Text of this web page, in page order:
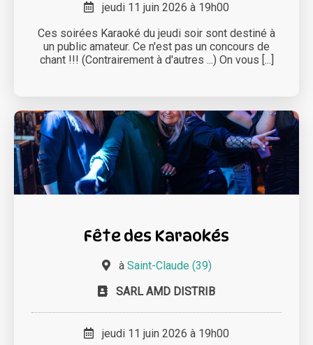
jeudi 11 juin 2026 à 19h00
Ces soirées Karaoké du jeudi soir sont destiné à
un public amateur. Ce n'est pas un concours de
chant !!! (Contrairement à d'autres ...) On vous [...]
Fête des Karaokés
à Saint-Claude (39)
SARL AMD DISTRIB
jeudi 11 juin 2026 à 19h00